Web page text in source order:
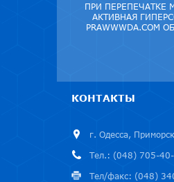
ПРИ ПЕРЕПЕЧАТКЕ
АКТИВНАЯ
PRAWWWDA.COM
КОНТАКТЫ
г. Одесса,
Тел.: (048) 705-
Тел/факс: (048)